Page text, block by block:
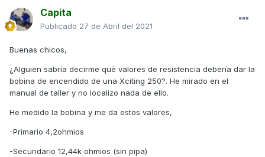
Capita
Publicado 27 de Abril del 2021
Buenas chicos,
¿Alguien sabría decirme qué valores de resistencia debería dar la
bobina de encendido de una Xciting 250?. He mirado en el
manual de taller y no localizo nada de ello.
He medido la bobina y me da estos valores,
-Primario 4,2ohmios
-Secundario 12,44k ohmios (sin pipa)